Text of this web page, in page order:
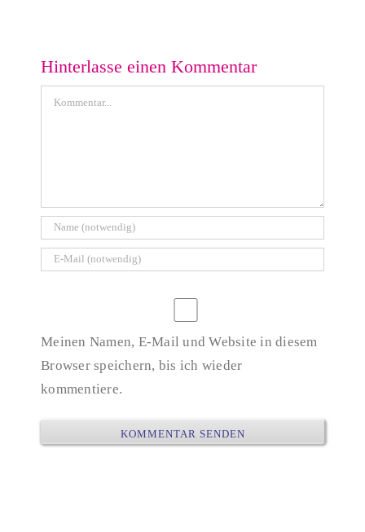
Hinterlasse einen Kommentar
Kommentar
Meinen Namen, E-Mail und Website in diesem
Browser speichern, bis ich wieder
kommentiere.